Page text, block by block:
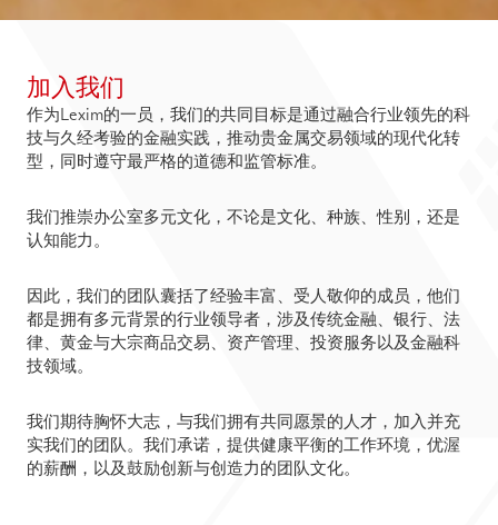
加入我们
作为Lexim的一员，我们的共同目标是通过融合行业领先的科
技与久经考验的金融实践，推动贵金属交易领域的现代化转
型，同时遵守最严格的道德和监管标准。
我们推崇办公室多元文化，不论是文化、种族、性别，还是
认知能力。
因此，我们的团队囊括了经验丰富、受人敬仰的成员，他们
都是拥有多元背景的行业领导者，涉及传统金融、银行、法
律、黄金与大宗商品交易、资产管理、投资服务以及金融科
技领域。
我们期待胸怀大志，与我们拥有共同愿景的人才，加入并充
实我们的团队。我们承诺，提供健康平衡的工作环境，优渥
的薪酬，以及鼓励创新与创造力的团队文化。